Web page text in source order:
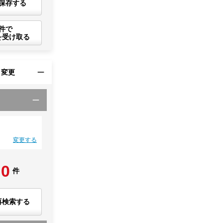
存する
で
受け取る
更
変更する
0 件
検索する